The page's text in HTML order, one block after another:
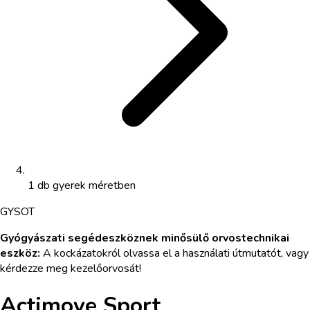
1 db gyerek méretben
GYSOT
Gyógyászati segédeszköznek minősülő orvostechnikai
eszköz: A kockázatokról olvassa el a használati útmutatót, vagy
kérdezze meg kezelőorvosát!